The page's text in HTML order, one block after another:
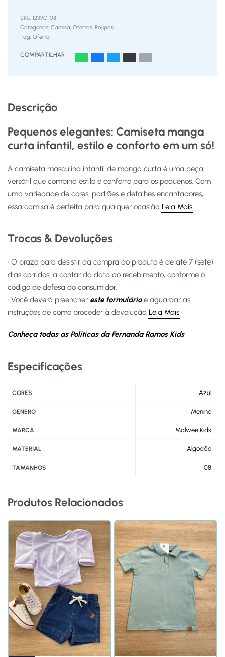
1239C-08
Categorias: Camisa, Ofertas, Roupas
Tag: Oferta
COMPARTILHAR
Descrição
Pequenos elegantes: Camiseta manga
curta infantil, estilo e conforto em um só!
A camiseta masculina infantil de manga curta é uma peça
versátil que combina estilo e conforto para os pequenos. Com
uma variedade de cores, padrões e detalhes encantadores,
essa camisa é perfeita para qualquer ocasião. Leia Mais
Trocas & Devoluções
• O prazo para desistir da compra do produto é de até 7 (sete)
dias corridos, a contar da data do recebimento, conforme o
código de defesa do consumidor.
• Você deverá preencher este formulárioe aguardar as
instruções de como proceder à devolução.Leia Mais
Conheça todas as Políticas da Fernanda Ramos Kids
Especificações
CORES Azul
GENERO Menino
MARCA Malwee Kids
MATERIAL Algodão
TAMANHOS 08
Produtos Relacionados